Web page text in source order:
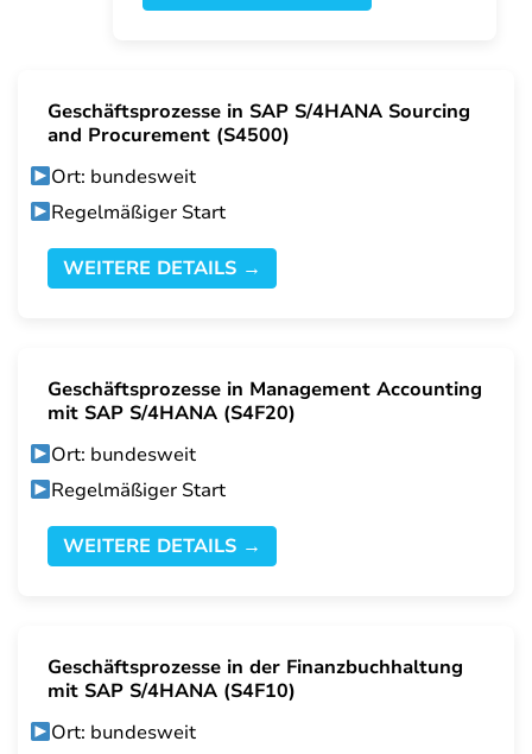
Geschäftsprozesse in SAP S/4HANA Sourcing
and Procurement (S4500)
Ort: bundesweit
Regelmäßiger Start
WEITERE DETAILS →
Geschäftsprozesse in Management Accounting
mit SAP S/4HANA (S4F20)
Ort: bundesweit
Regelmäßiger Start
WEITERE DETAILS →
Geschäftsprozesse in der Finanzbuchhaltung
mit SAP S/4HANA (S4F10)
Ort: bundesweit